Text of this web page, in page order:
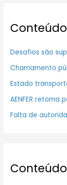
Desafios são
Chamamento
Estado
AENFER retoma
Falta de